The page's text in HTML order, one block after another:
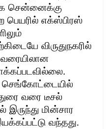
சென்னைக்கு
எக்ஸ்பிரஸ்
விருதுநகரில்
வரை டீசல்
இருந்து மின்சார
வந்தது.